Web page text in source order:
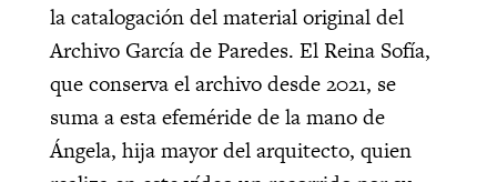
la catalogación del material original del
Archivo García de Paredes. El Reina Sofía,
que conserva el archivo desde 2021, se
suma a esta efeméride de la mano de
Ángela, hija mayor del arquitecto, quien